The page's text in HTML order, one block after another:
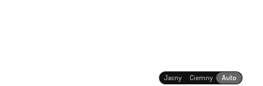
Jasny Ciemny Auto